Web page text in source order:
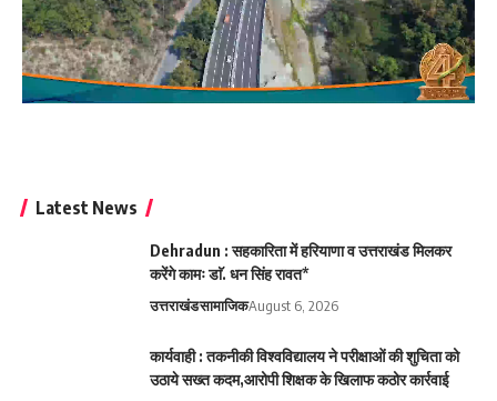
Latest News
Dehradun : सहकारिता में हरियाणा व उत्तराखंड मिलकर
करेंगे कामः डाॅ. धन सिंह रावत*
उत्तराखंडसामाजिकAugust 6, 2026
कार्यवाही : तकनीकी विश्वविद्यालय ने परीक्षाओं की शुचिता को
उठाये सख्त कदम,आरोपी शिक्षक के खिलाफ कठोर कार्रवाई